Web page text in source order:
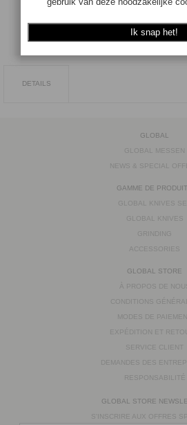
In Stock
AJOUTER
DETAILS
GLOBAL
GLOBAL MESSEN
NEWS & SPECIAL
GAMME DE
GLOBAL KNIVES
GLOBAL KNIVES
GRINDING
ACCESSORIES
GLOBAL STORE
À PROPOS DE
CONDITIONS
MODES DE
EXPÉDITION ET
SERVICE CLIENT
DEMANDES DES
RESPONSABILITÉ
GLOBAL STORE
S'INSCRIRE AUX OFFRES